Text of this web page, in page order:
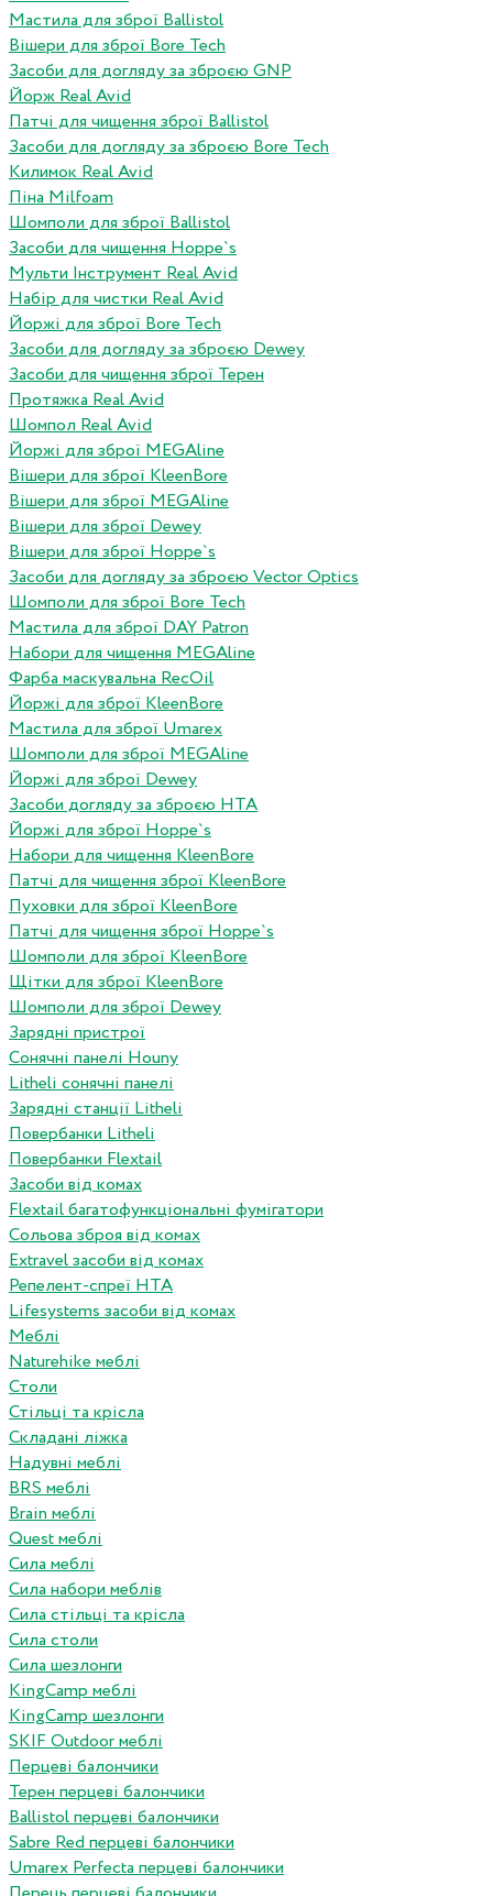
Мастила для зброї Ballistol
Вішери для зброї Bore Tech
Засоби для догляду за зброєю GNP
Йорж Real Avid
Патчі для чищення зброї Ballistol
Засоби для догляду за зброєю Bore Tech
Килимок Real Avid
Піна Milfoam
Шомполи для зброї Ballistol
Засоби для чищення Hoppe`s
Мульти Інструмент Real Avid
Набір для чистки Real Avid
Йоржі для зброї Bore Tech
Засоби для догляду за зброєю Dewey
Засоби для чищення зброї Терен
Протяжка Real Avid
Шомпол Real Avid
Йоржі для зброї MEGAline
Вішери для зброї KleenBore
Вішери для зброї MEGAline
Вішери для зброї Dewey
Вішери для зброї Hoppe`s
Засоби для догляду за зброєю Vector Optics
Шомполи для зброї Bore Tech
Мастила для зброї DAY Patron
Набори для чищення MEGAline
Фарба маскувальна RecOil
Йоржі для зброї KleenBore
Мастила для зброї Umarex
Шомполи для зброї MEGAline
Йоржі для зброї Dewey
Засоби догляду за зброєю HTA
Йоржі для зброї Hoppe`s
Набори для чищення KleenBore
Патчі для чищення зброї KleenBore
Пуховки для зброї KleenBore
Патчі для чищення зброї Hoppe`s
Шомполи для зброї KleenBore
Щітки для зброї KleenBore
Шомполи для зброї Dewey
Зарядні пристрої
Сонячні панелі Houny
Litheli сонячні панелі
Зарядні станції Litheli
Повербанки Litheli
Повербанки Flextail
Засоби від комах
Flextail багатофункціональні фумігатори
Сольова зброя від комах
Extravel засоби від комах
Репелент-спреї HTA
Lifesystems засоби від комах
Меблі
Naturehike меблі
Столи
Стільці та крісла
Складані ліжка
Надувні меблі
BRS меблі
Brain меблі
Quest меблі
Сила меблі
Сила набори меблів
Сила стільці та крісла
Сила столи
Сила шезлонги
KingCamp меблі
KingCamp шезлонги
SKIF Outdoor меблі
Перцеві балончики
Терен перцеві балончики
Ballistol перцеві балончики
Sabre Red перцеві балончики
Umarex Perfecta перцеві балончики